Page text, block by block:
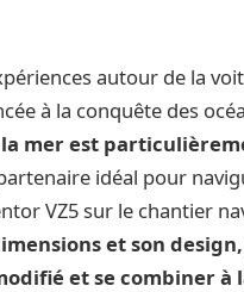
autour de la
à la conquête des
mer est
idéal pour
VZ5 sur le chantier
et son
et se combiner à